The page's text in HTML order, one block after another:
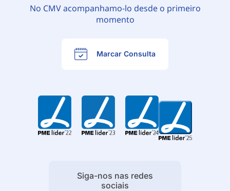
No CMV acompanhamo-lo desde o primeiro
momento
Marcar Consulta
Siga-nos nas redes
sociais